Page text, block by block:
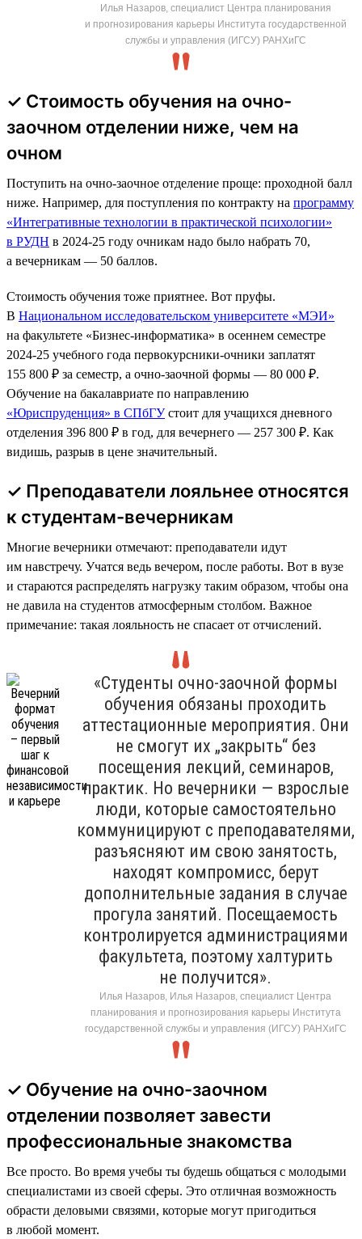
Илья Назаров, специалист Центра планирования
и прогнозирования карьеры Института государственной
службы и управления (ИГСУ) РАНХиГС
✓ Стоимость обучения на очно-
заочном отделении ниже, чем на
очном
Поступить на очно-заочное отделение проще: проходной балл
ниже. Например, для поступления по контракту на программу
«Интегративные технологии в практической психологии»
в РУДН в 2024-25 году очникам надо было набрать 70,
а вечерникам — 50 баллов.
Стоимость обучения тоже приятнее. Вот пруфы.
В Национальном исследовательском университете «МЭИ»
на факультете «Бизнес-информатика» в осеннем семестре
2024-25 учебного года первокурсники-очники заплатят
155 800 ₽ за семестр, а очно-заочной формы — 80 000 ₽.
Обучение на бакалавриате по направлению
«Юриспруденция» в СПбГУстоит для учащихся дневного
отделения 396 800 ₽ в год, для вечернего — 257 300 ₽. Как
видишь, разрыв в цене значительный.
✓ Преподаватели лояльнее относятся
к студентам-вечерникам
Многие вечерники отмечают: преподаватели идут
им навстречу. Учатся ведь вечером, после работы. Вот в вузе
и стараются распределять нагрузку таким образом, чтобы она
не давила на студентов атмосферным столбом. Важное
примечание: такая лояльность не спасает от отчислений.
«Студенты очно-заочной формы
обучения обязаны проходить
аттестационные мероприятия. Они
не смогут их „закрыть“ без
посещения лекций, семинаров,
практик. Но вечерники — взрослые
люди, которые самостоятельно
коммуницируют с преподавателями,
разъясняют им свою занятость,
находят компромисс, берут
дополнительные задания в случае
прогула занятий. Посещаемость
контролируется администрациями
факультета, поэтому халтурить
не получится».
Илья Назаров, Илья Назаров, специалист Центра
планирования и прогнозирования карьеры Института
государственной службы и управления (ИГСУ) РАНХиГС
✓ Обучение на очно-заочном
отделении позволяет завести
профессиональные знакомства
Все просто. Во время учебы ты будешь общаться с молодыми
специалистами из своей сферы. Это отличная возможность
обрасти деловыми связями, которые могут пригодиться
в любой момент.